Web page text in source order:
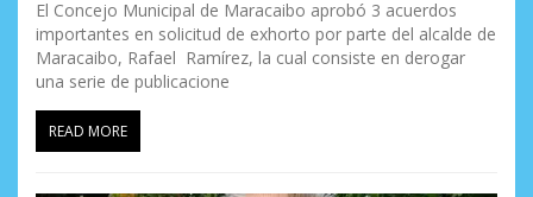
El Concejo Municipal de Maracaibo aprobó 3 acuerdos
importantes en solicitud de exhorto por parte del alcalde de
Maracaibo, Rafael Ramírez, la cual consiste en derogar
una serie de publicacione
READ MORE